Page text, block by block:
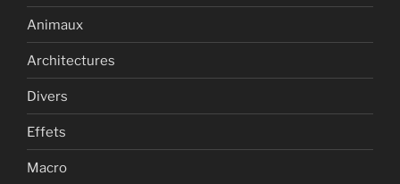
Animaux
Architectures
Divers
Effets
Macro